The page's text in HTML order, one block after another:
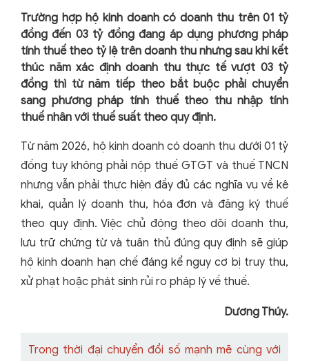
Trường hợp hộ kinh doanh có doanh thu trên 01 tỷ
đồng đến 03 tỷ đồng đang áp dụng phương pháp
tính thuế theo tỷ lệ trên doanh thu nhưng sau khi kết
thúc năm xác định doanh thu thực tế vượt 03 tỷ
đồng thì từ năm tiếp theo bắt buộc phải chuyển
sang phương pháp tính thuế theo thu nhập tính
thuế nhân với thuế suất theo quy định.
Từ năm 2026, hộ kinh doanh có doanh thu dưới 01 tỷ
đồng tuy không phải nộp thuế GTGT và thuế TNCN
nhưng vẫn phải thực hiện đầy đủ các nghĩa vụ về kê
khai, quản lý doanh thu, hóa đơn và đăng ký thuế
theo quy định. Việc chủ động theo dõi doanh thu,
lưu trữ chứng từ và tuân thủ đúng quy định sẽ giúp
hộ kinh doanh hạn chế đáng kể nguy cơ bị truy thu,
xử phạt hoặc phát sinh rủi ro pháp lý về thuế.
Dương Thúy.
Trong thời đại chuyển đổi số mạnh mẽ cùng với